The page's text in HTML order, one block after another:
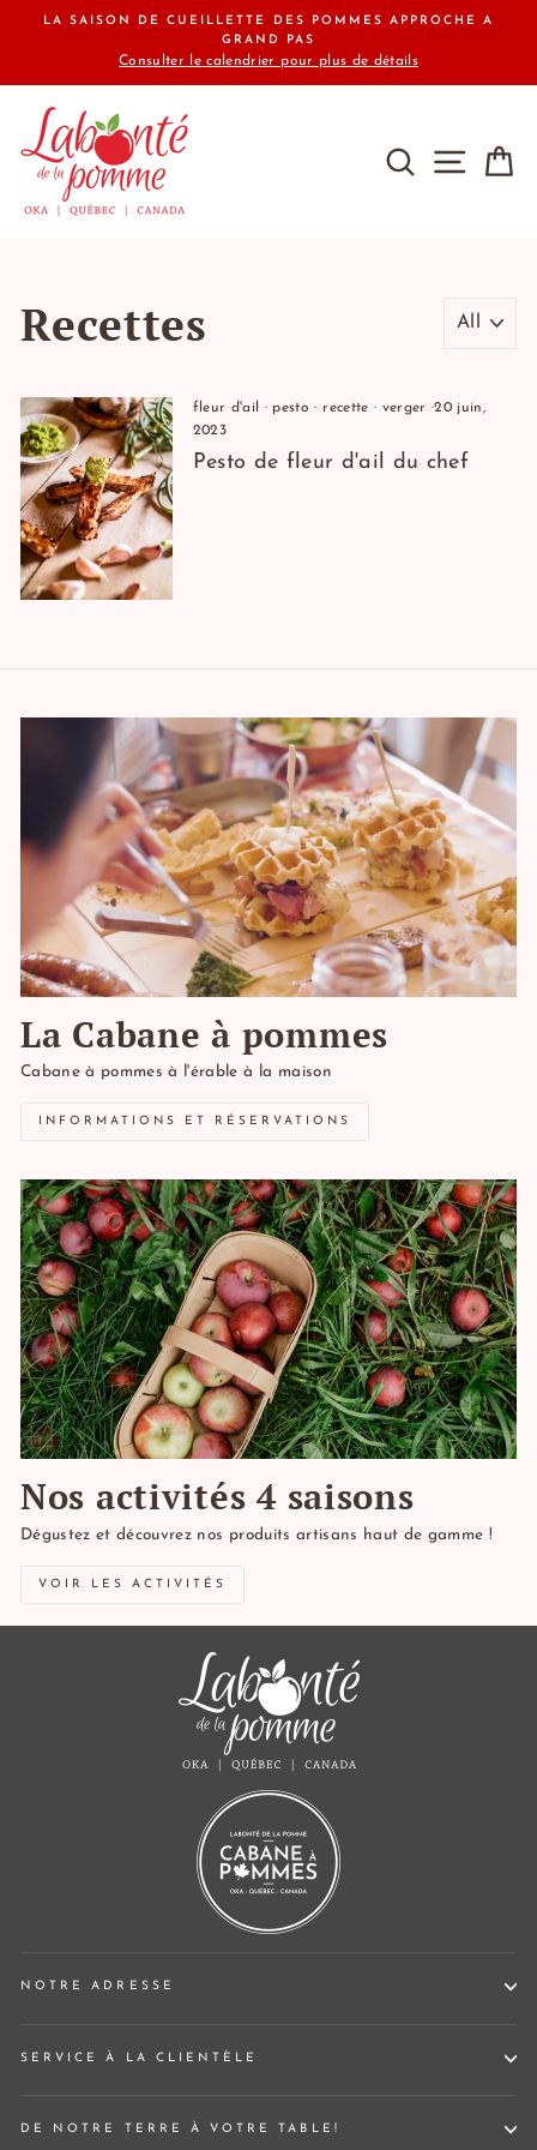
Passer
LA SAISON DE CUEILLETTE DES POMMES APPROCHE A
GRAND PAS
Consulter le calendrier pour plus de détails
Recettes
fleur d'ail · pesto · recette · verger ·20 juin,
2023
Pesto de fleur d'ail du chef
La Cabane à pommes
Cabane à pommes à l'érable à la maison
INFORMATIONS ET RÉSERVATIONS
Nos activités 4 saisons
Dégustez et découvrez nos produits artisans haut de gamme !
VOIR LES ACTIVITÉS
NOTRE ADRESSE
SERVICE À LA CLIENTÈLE
DE NOTRE TERRE À VOTRE TABLE!